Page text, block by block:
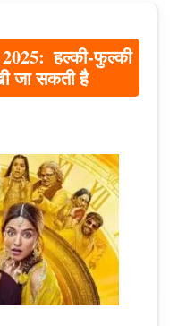
हल्की-फुल्की
जा सकती है